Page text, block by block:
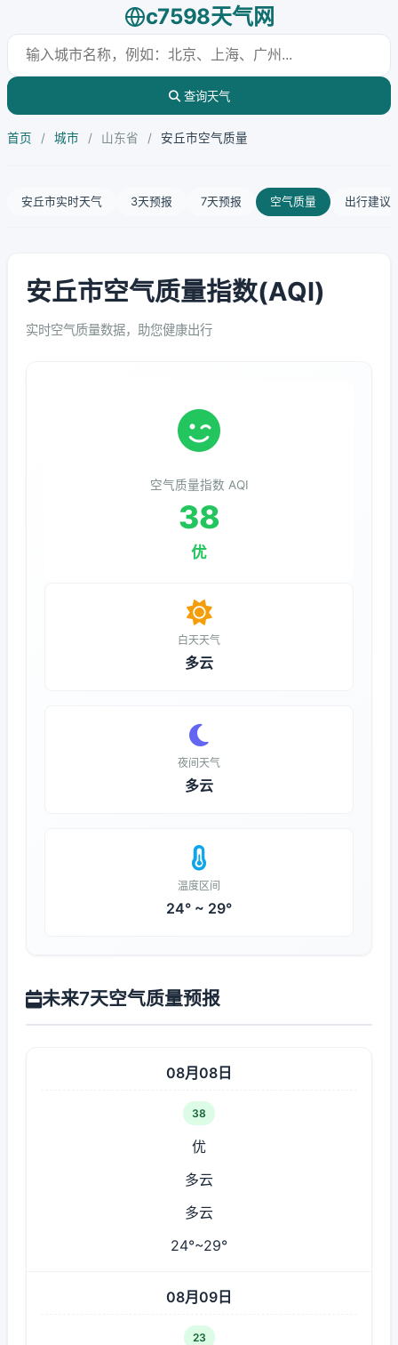
c7598天气网
查询天气
首页 / 城市 / 山东省 / 安丘市空气质量
安丘市实时天气 3天预报 7天预报 空气质量 出行建议
安丘市空气质量指数(AQI)
实时空气质量数据，助您健康出行
空气质量指数 AQI
38
优
白天天气
多云
夜间天气
多云
温度区间
24° ~ 29°
未来7天空气质量预报
08月08日
38
优
多云
多云
24°~29°
08月09日
23